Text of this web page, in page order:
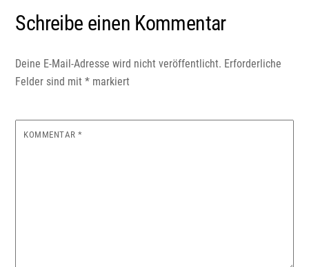
Schreibe einen Kommentar
Deine E-Mail-Adresse wird nicht veröffentlicht. Erforderliche
Felder sind mit* markiert
KOMMENTAR *